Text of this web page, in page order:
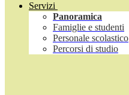
Servizi
Panoramica
Famiglie e studenti
Personale scolastico
Percorsi di studio